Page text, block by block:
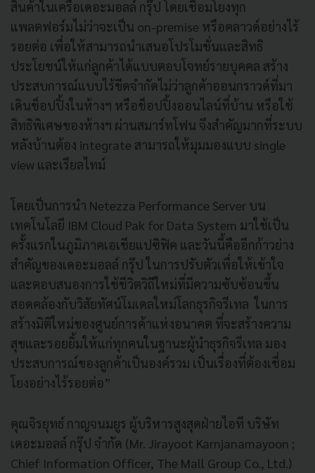
สินค้าในเครือเดอะมอลล์ กรุ๊ป โดยเชื่อมโยงทุก
แพลตฟอร์มไม่ว่าจะเป็น on-premise หรือคลาวด์อย่างไร้
รอยต่อ เพื่อให้สามารถนำเสนอโปรโมชั่นและสิทธิ
ประโยชน์ให้แก่ลูกค้าได้แบบตอบโจทย์รายบุคคล สร้าง
ประสบการณ์แบบไร้ขีดจำกัดไม่ว่าลูกค้าออนกราวด์ที่มา
เดินช็อปปิ้งในห้างฯ หรือช็อปปิ้งออนไลน์ที่บ้าน หรือใช้
สิทธิพิเศษของห้างฯ ผ่านสมาร์ทโฟน จึงสำคัญมากที่ระบบ
หลังบ้านต้อง integrate สามารถให้มุมมองแบบ single
view และเรียลไทม์
โดยเป็นการนำ Netezza Performance Server บน
เทคโนโลยี IBM Cloud Pak for Data System มาใช้เป็น
ครั้งแรกในภูมิภาคเอเชียแปซิฟิค และวันนี้คืออีกก้าวย่าง
สำคัญของเดอะมอลล์ กรุ๊ป ในการปรับตัวเพื่อให้เข้าใจ
และตอบสนองการใช้ชีวิตวิถีใหม่ที่มีความซับซ้อนขึ้น
สอดคล้องกับวิสัยทัศน์โมเดลใหม่โลกธุรกิจรีเทล ในการ
สร้างมิติใหม่ของศูนย์การค้าแห่งอนาคต ที่จะสร้างความ
สุขและรอยยิ้มให้แก่ทุกคนในฐานะผู้นำธุรกิจรีเทล มอง
ประสบการณ์ของลูกค้าเป็นองค์รวม เป็นเรื่องที่ต้องเชื่อม
โยงอย่างไร้รอยต่อ”
คุณจิรยุทธ์ กาญจนมยูร ผู้บริหารสูงสุดฝ่ายไอที บริษัท
เดอะมอลล์ กรุ๊ป จำกัด (Mr. Jirayoot Karnjanamayoon ;
Chief Information Officer, The Mall Group Co., Ltd.)